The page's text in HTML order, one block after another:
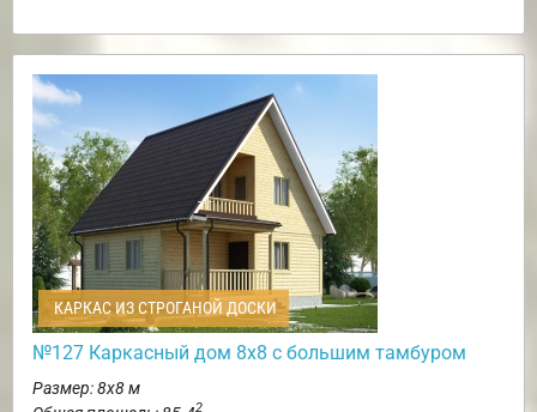
КАРКАС ИЗ СТРОГАНОЙ ДОСКИ
№127 Каркасный дом 8х8 с большим тамбуром
Размер: 8х8 м
2